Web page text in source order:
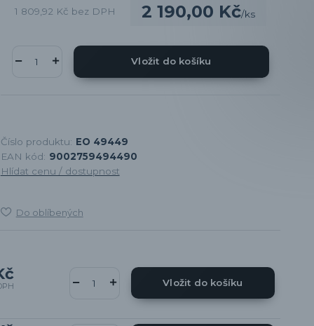
2 190,00 Kč/ks
1 809,92 Kč bez DPH
Vložit do košíku
Číslo produktu: EO 49449
EAN kód: 9002759494490
Hlídat cenu / dostupnost
Do oblíbených
Vložit do košíku